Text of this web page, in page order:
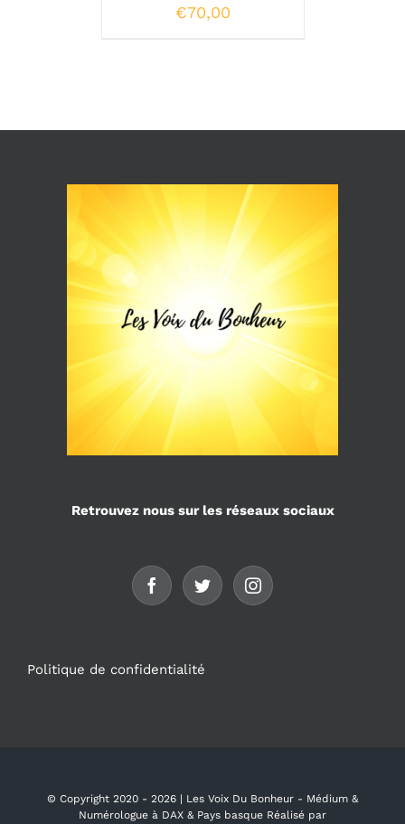
€70,00
Retrouvez nous sur les réseaux sociaux
Politique de confidentialité
© Copyright 2020 - 2026 | Les Voix Du Bonheur - Médium &
Numérologue à DAX & Pays basque Réalisé par